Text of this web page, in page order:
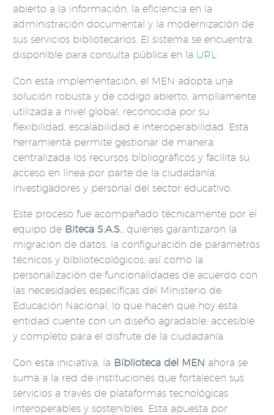
abierto a la información, la eficiencia en la
administración documental y la modernización de
sus servicios bibliotecarios. El sistema se encuentra
disponible para consulta pública en la URL:
Con esta implementación, el MEN adopta una
solución robusta y de código abierto, ampliamente
utilizada a nivel global, reconocida por su
flexibilidad, escalabilidad e interoperabilidad. Esta
herramienta permite gestionar de manera
centralizada los recursos bibliográficos y facilita su
acceso en línea por parte de la ciudadanía,
investigadores y personal del sector educativo.
Este proceso fue acompañado técnicamente por el
equipo de Biteca S.A.S., quienes garantizaron la
migración de datos, la configuración de parámetros
técnicos y bibliotecológicos, así como la
personalización de funcionalidades de acuerdo con
las necesidades específicas del Ministerio de
Educación Nacional, lo que hacen que hoy esta
entidad cuente con un diseño agradable, accesible
y completo para el disfrute de la ciudadanía.
Con esta iniciativa, la Biblioteca del MEN ahora se
suma a la red de instituciones que fortalecen sus
servicios a través de plataformas tecnológicas
interoperables y sostenibles. Esta apuesta por